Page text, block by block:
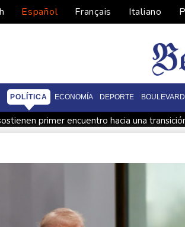
Español Français Italiano
POLÍTICA ECONOMÍA DEPORTE BOULEVARD
primer encuentro hacia una